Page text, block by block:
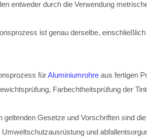
entweder durch die Verwendung
ist genau derselbe,
fürAluminiumrohre aus fertigen
Farbechtheitsprüfung der
geltenden Gesetze und Vorschriften sind
Umweltschutzausrüstung und